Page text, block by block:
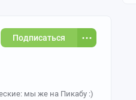
Подписаться
мы же на Пикабу :)